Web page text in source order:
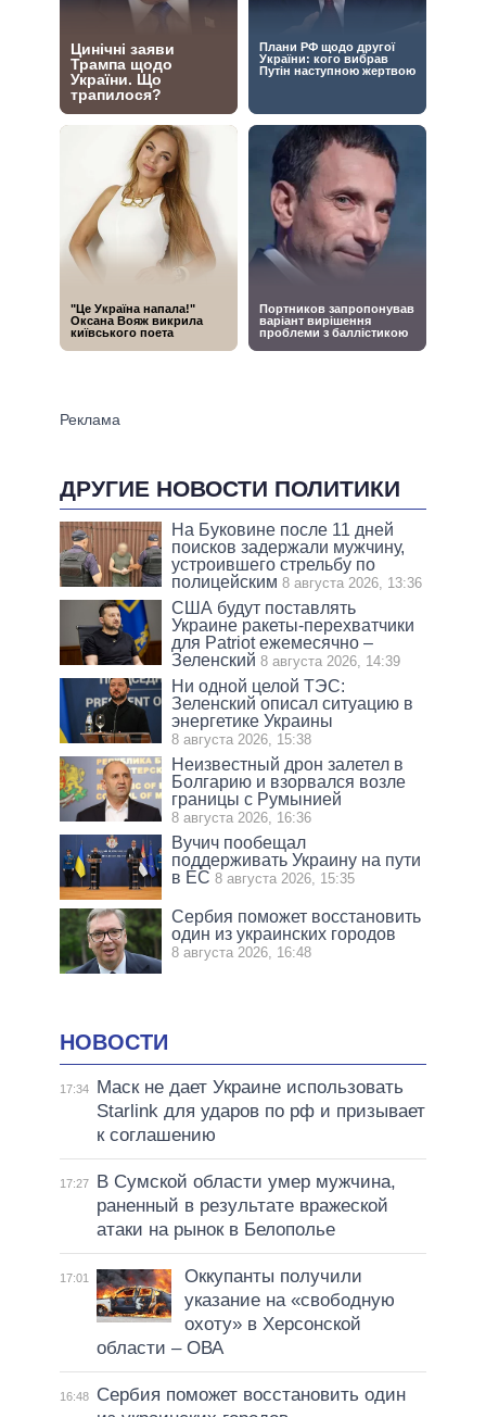
ДРУГИЕ НОВОСТИ ПОЛИТИКИ
На Буковине после 11 дней
поисков задержали мужчину,
устроившего стрельбу по
полицейским 8 августа 2026, 13:36
США будут поставлять
Украине ракеты-перехватчики
для Patriot ежемесячно –
Зеленский 8 августа 2026, 14:39
Ни одной целой ТЭС:
Зеленский описал ситуацию в
энергетике Украины
8 августа 2026, 15:38
Неизвестный дрон залетел в
Болгарию и взорвался возле
границы с Румынией
8 августа 2026, 16:36
Вучич пообещал
поддерживать Украину на пути
в ЕС 8 августа 2026, 15:35
Сербия поможет восстановить
один из украинских городов
8 августа 2026, 16:48
НОВОСТИ
17:34
Маск не дает Украине использовать
Starlink для ударов по рф и призывает
к соглашению
17:27
В Сумской области умер мужчина,
раненный в результате вражеской
атаки на рынок в Белополье
17:01
Оккупанты получили
указание на «свободную
охоту» в Херсонской
области – ОВА
16:48
Сербия поможет восстановить один